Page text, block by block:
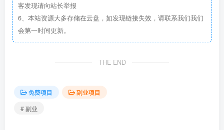
客发现请向站长举报
6、本站资源大多存储在云盘，如发现链接失效，请联系我们我们
会第一时间更新。
THE END
免费项目
副业项目
# 副业